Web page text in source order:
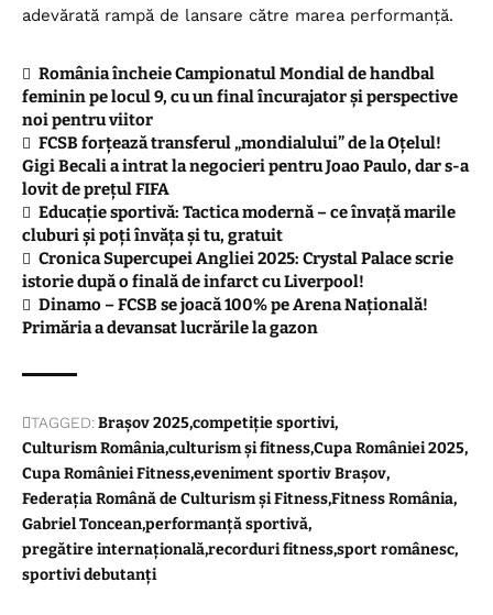
adevărată rampă de lansare către marea performanță.
România încheie Campionatul Mondial de handbal
feminin pe locul 9, cu un final încurajator și perspective
noi pentru viitor
FCSB forțează transferul „mondialului” de la Oțelul!
Gigi Becali a intrat la negocieri pentru Joao Paulo, dar s-a
lovit de prețul FIFA
Educație sportivă: Tactica modernă – ce învață marile
cluburi și poți învăța și tu, gratuit
Cronica Supercupei Angliei 2025: Crystal Palace scrie
istorie după o finală de infarct cu Liverpool!
Dinamo – FCSB se joacă 100% pe Arena Națională!
Primăria a devansat lucrările la gazon
TAGGED:Brașov 2025competiție sportivi
Culturism Româniaculturism și fitnessCupa României 2025
Cupa României Fitnesseveniment sportiv Brașov
Federația Română de Culturism și FitnessFitness România
Gabriel Tonceanperformanță sportivă
pregătire internaționalărecorduri fitnesssport românesc
sportivi debutanți